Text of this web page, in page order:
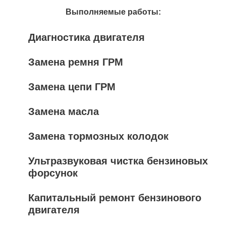
Выполняемые работы:
Диагностика двигателя
Замена ремня ГРМ
Замена цепи ГРМ
Замена масла
Замена тормозных колодок
Ультразвуковая чистка бензиновых
форсунок
Капитальный ремонт бензинового
двигателя